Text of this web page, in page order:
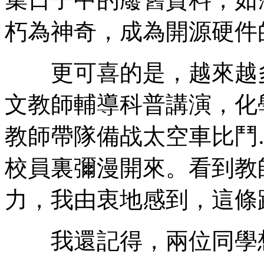
朽為神奇，成為開源硬
更可喜的是，越來越
文教師輔導科普講演，
教師帶隊備战太空車比
校員裏彌漫開來。看到
力，我由衷地感到，這
我還記得，兩位同學